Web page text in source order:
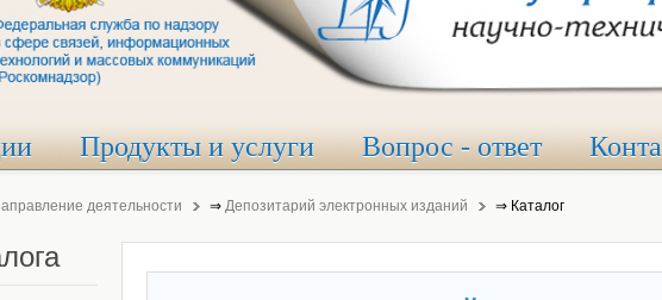
Продукты и услуги Вопрос - ответ
деятельности ⇒ Депозитарий электронных изданий ⇒ Каталог